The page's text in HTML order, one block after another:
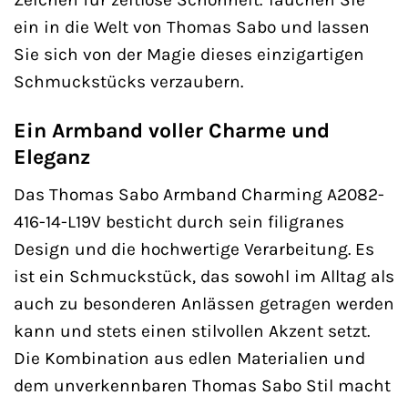
ein in die Welt von Thomas Sabo und lassen
Sie sich von der Magie dieses einzigartigen
Schmuckstücks verzaubern.
Ein Armband voller Charme und
Eleganz
Das Thomas Sabo Armband Charming A2082-
416-14-L19V besticht durch sein filigranes
Design und die hochwertige Verarbeitung. Es
ist ein Schmuckstück, das sowohl im Alltag als
auch zu besonderen Anlässen getragen werden
kann und stets einen stilvollen Akzent setzt.
Die Kombination aus edlen Materialien und
dem unverkennbaren Thomas Sabo Stil macht